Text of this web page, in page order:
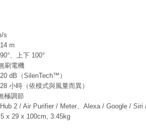
s
m
、上下 100°
刷電機
dB（SilenTech™）
小時（依模式與風量而異）
極調節
2 / Air Purifier / Meter、Alexa / Google /
x 29 x 100cm, 3.45kg